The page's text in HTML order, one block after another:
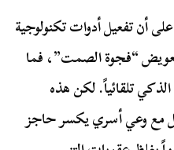
أن تفعيل أدوات تكنولوجية
“فجوة الصمت”، فما
تلقائياً. لكن هذه
مع وعي أسري يكسر حاجز